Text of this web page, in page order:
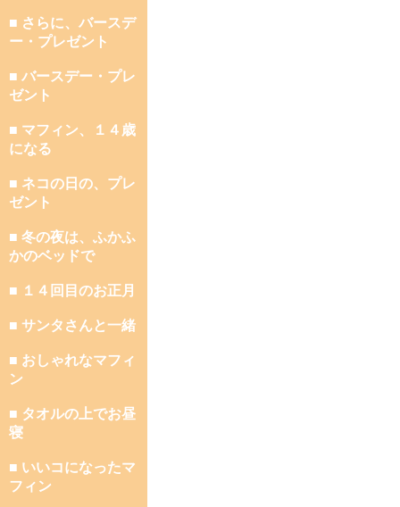
■ さらに、バースデ
ー・プレゼント
■ バースデー・プレ
ゼント
■ マフィン、１４歳
になる
■ ネコの日の、プレ
ゼント
■ 冬の夜は、ふかふ
かのベッドで
■ １４回目のお正月
■ サンタさんと一緒
■ おしゃれなマフィ
ン
■ タオルの上でお昼
寝
■ いいコになったマ
フィン